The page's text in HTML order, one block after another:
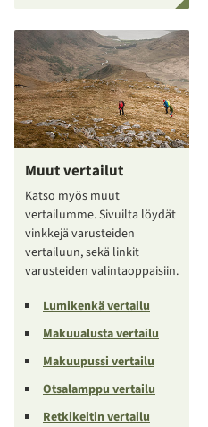
Muut vertailut
Katso myös muut
vertailumme. Sivuilta löydät
vinkkejä varusteiden
vertailuun, sekä linkit
varusteiden valintaoppaisiin.
Lumikenkä vertailu
Makuualusta vertailu
Makuupussi vertailu
Otsalamppu vertailu
Retkikeitin vertailu